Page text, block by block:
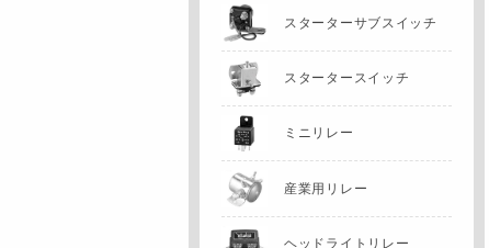
スターターサブスイッチ
スタータースイッチ
ミニリレー
産業用リレー
ヘッドライトリレー